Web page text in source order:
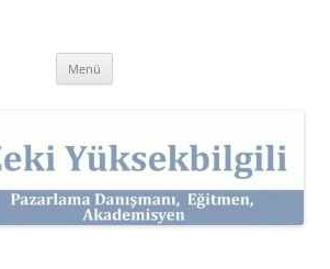
Kişisel Web Sitesi.
Menü